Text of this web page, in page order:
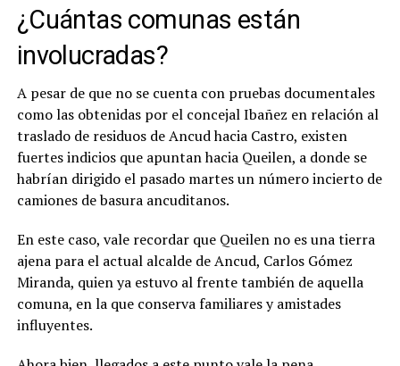
¿Cuántas comunas están
involucradas?
A pesar de que no se cuenta con pruebas documentales
como las obtenidas por el concejal Ibañez en relación al
traslado de residuos de Ancud hacia Castro, existen
fuertes indicios que apuntan hacia Queilen, a donde se
habrían dirigido el pasado martes un número incierto de
camiones de basura ancuditanos.
En este caso, vale recordar que Queilen no es una tierra
ajena para el actual alcalde de Ancud, Carlos Gómez
Miranda, quien ya estuvo al frente también de aquella
comuna, en la que conserva familiares y amistades
influyentes.